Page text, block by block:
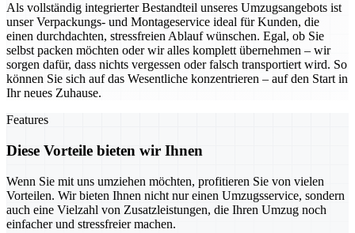
Als vollständig integrierter Bestandteil unseres Umzugsangebots ist
unser Verpackungs- und Montageservice ideal für Kunden, die
einen durchdachten, stressfreien Ablauf wünschen. Egal, ob Sie
selbst packen möchten oder wir alles komplett übernehmen – wir
sorgen dafür, dass nichts vergessen oder falsch transportiert wird. So
können Sie sich auf das Wesentliche konzentrieren – auf den Start in
Ihr neues Zuhause.
Features
Diese Vorteile bieten wir Ihnen
Wenn Sie mit uns umziehen möchten, profitieren Sie von vielen
Vorteilen. Wir bieten Ihnen nicht nur einen Umzugsservice, sondern
auch eine Vielzahl von Zusatzleistungen, die Ihren Umzug noch
einfacher und stressfreier machen.